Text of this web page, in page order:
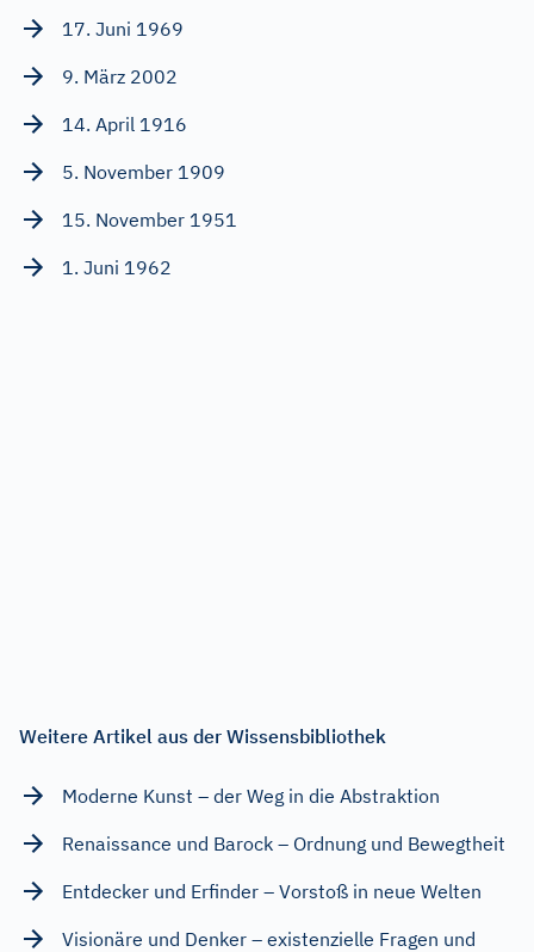
17. Juni 1969
9. März 2002
14. April 1916
5. November 1909
15. November 1951
1. Juni 1962
Weitere Artikel aus der Wissensbibliothek
Moderne Kunst – der Weg in die Abstraktion
Renaissance und Barock – Ordnung und Bewegtheit
Entdecker und Erfinder – Vorstoß in neue Welten
Visionäre und Denker – existenzielle Fragen und